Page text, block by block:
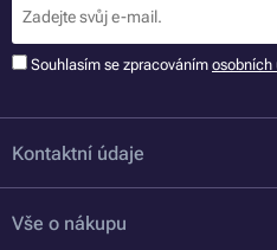
Souhlasím se zpracováním osobních
Kontaktní údaje
Vše o nákupu